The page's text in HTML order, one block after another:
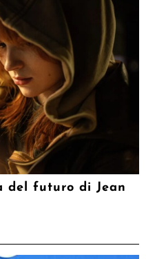
del futuro di Jean